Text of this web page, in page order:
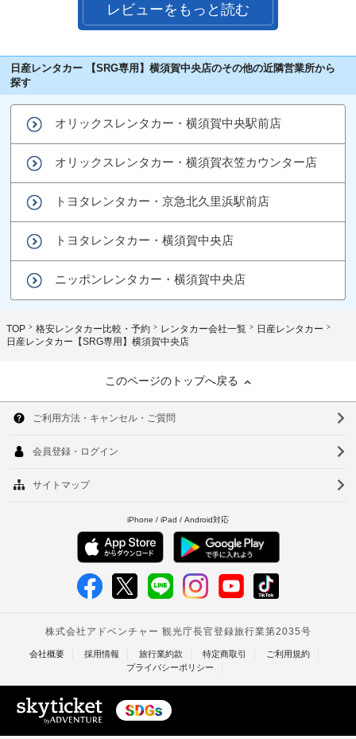
レビューをもっと読む
日産レンタカー 【SRG専用】横須賀中央店のその他の近隣営業所から
探す
オリックスレンタカー・横須賀中央駅前店
オリックスレンタカー・横須賀衣笠カウンター店
トヨタレンタカー・京急北久里浜駅前店
トヨタレンタカー・横須賀中央店
ニッポンレンタカー・横須賀中央店
TOP 格安レンタカー比較・予約 レンタカー会社一覧
日産レンタカー
日産レンタカー【SRG専用】横須賀中央店
このページのトップへ戻る